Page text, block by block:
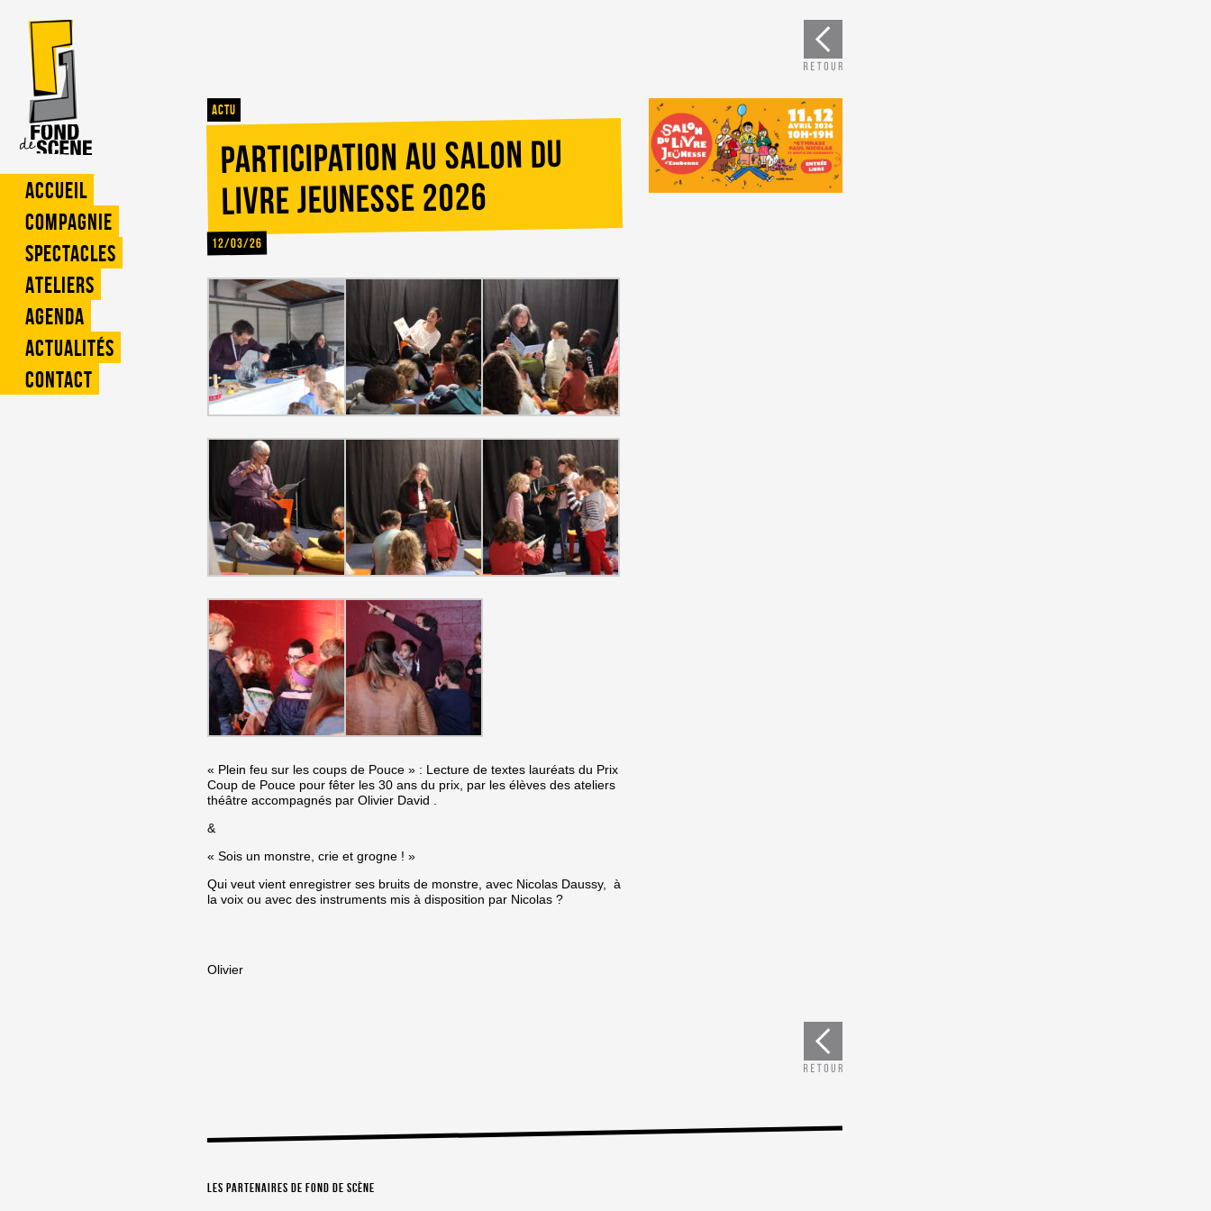
Accueil
Compagnie
Spectacles
Ateliers
Agenda
Actualités
Contact
Actu
Participation au salon du
livre jeunesse 2026
12/03/26
« Plein feu sur les coups de Pouce » : Lecture de textes lauréats du Prix
Coup de Pouce pour fêter les 30 ans du prix, par les élèves des ateliers
théâtre accompagnés par Olivier David .
&
« Sois un monstre, crie et grogne ! »
Qui veut vient enregistrer ses bruits de monstre, avec Nicolas Daussy, à
la voix ou avec des instruments mis à disposition par Nicolas ?
Olivier
Les partenaires de Fond de Scène